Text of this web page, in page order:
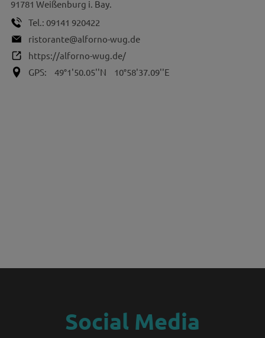
91781 Weißenburg i. Bay.
Tel.: 09141 920422
ristorante@alforno-wug.de
https://alforno-wug.de/
GPS:
49°1'50.05''N 10°58'37.09''E
Social Media